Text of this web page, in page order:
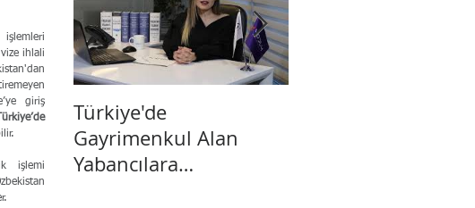
ihlali
giriş
işlemi
Türkiye'de
Gayrimenkul Alan
Yabancılara